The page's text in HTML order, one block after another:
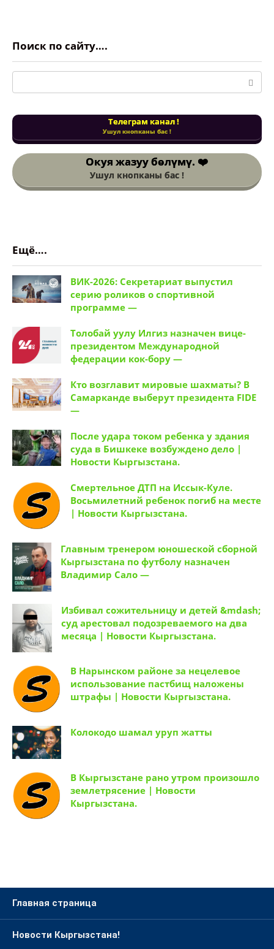
Поиск по сайту….
Телеграм канал !
Ушул кнопканы бас !
Окуя жазуу
бөлүмү. ❤️
Ещё….
ВИК-2026: Секретариат выпустил
серию роликов о спортивной
программе —
Толобай уулу Илгиз назначен вице-
президентом Международной
федерации кок-бору —
Кто возглавит мировые шахматы? В
—
После удара током ребенка у здания
суда в Бишкеке возбуждено дело |
Новости Кыргызстана.
Смертельное ДТП на Иссык-Куле.
Восьмилетний ребенок погиб на месте
Главным тренером юношеской сборной
Кыргызстана по футболу назначен
Избивал сожительницу и детей &mdash;
суд арестовал подозреваемого на два
В Нарынском районе за нецелевое
использование пастбищ наложены
В Кыргызстане рано утром произошло
землетрясение | Новости